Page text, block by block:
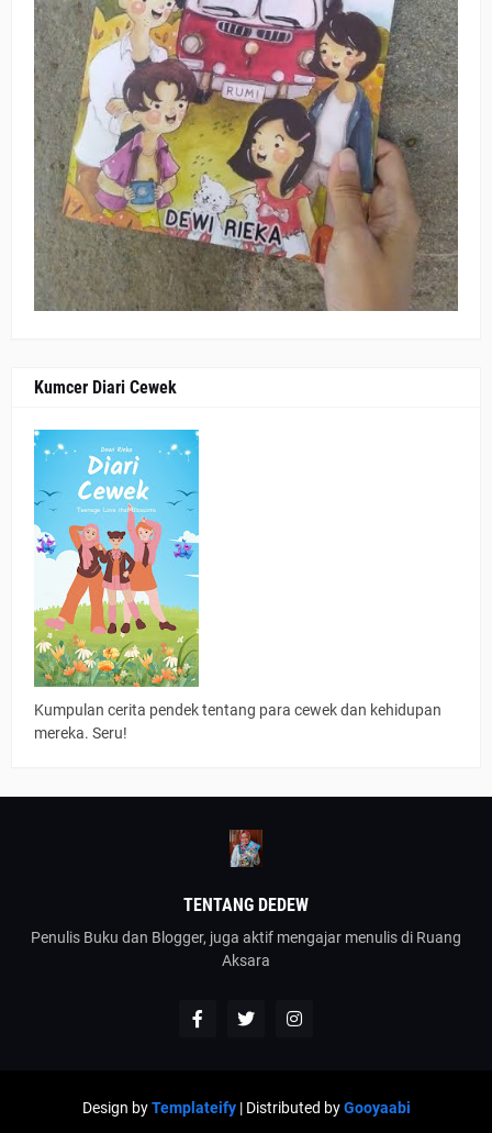
Kumcer Diari Cewek
Kumpulan cerita pendek tentang para cewek dan kehidupan
mereka. Seru!
TENTANG DEDEW
Penulis Buku dan Blogger, juga aktif mengajar menulis di Ruang
Aksara
Design byTemplateify| Distributed byGooyaabi